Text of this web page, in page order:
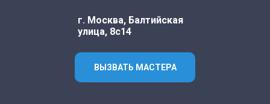
г. Москва, Балтийская
улица, 8с14
ВЫЗВАТЬ МАСТЕРА